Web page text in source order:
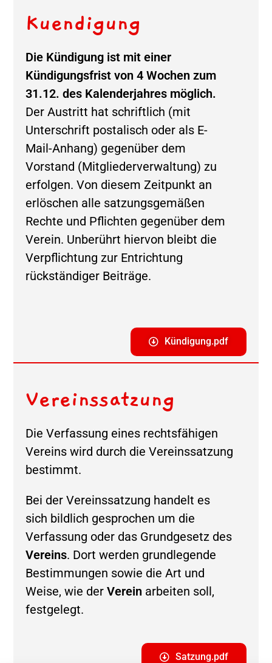
Kuendigung
Die Kündigung ist mit einer
Kündigungsfrist von 4 Wochen zum
31.12. des Kalenderjahres möglich.
Der Austritt hat schriftlich (mit
Unterschrift postalisch oder als E-
Mail-Anhang) gegenüber dem
Vorstand (Mitgliederverwaltung) zu
erfolgen. Von diesem Zeitpunkt an
erlöschen alle satzungsgemäßen
Rechte und Pflichten gegenüber dem
Verein. Unberührt hiervon bleibt die
Verpflichtung zur Entrichtung
rückständiger Beiträge.
Kündigung.pdf
Vereinssatzung
Die Verfassung eines rechtsfähigen
Vereins wird durch die Vereinssatzung
bestimmt.
Bei der Vereinssatzung handelt es
sich bildlich gesprochen um die
Verfassung oder das Grundgesetz des
Vereins. Dort werden grundlegende
Bestimmungen sowie die Art und
Weise, wie derVerein arbeiten soll,
festgelegt.
Satzung.pdf